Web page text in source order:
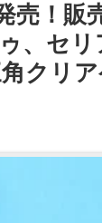
売！販
、セリ
クリ